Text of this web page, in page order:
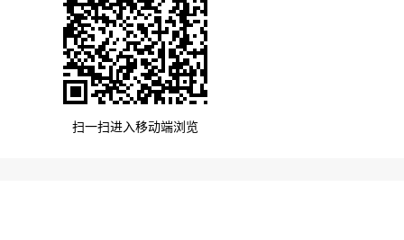
扫一扫进入移动端浏览